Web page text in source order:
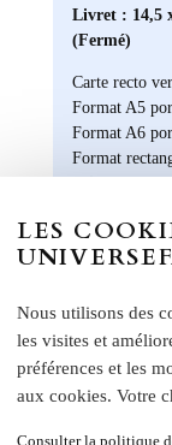
Livret : 14,5
(Fermé)
Carte recto
Format A5
Format A6
Format
Etiquette
Rond collant
parfait
pour
LES
Nous utilisons des
les visites et
préférences et les
aux cookies. Votre
Consulter la politique